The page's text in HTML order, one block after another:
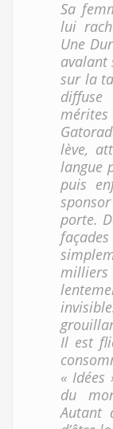
Sa
lui
Une
avalant
sur la
lève,
langue
puis
porte.
milliers
Il est
«
du
Autant